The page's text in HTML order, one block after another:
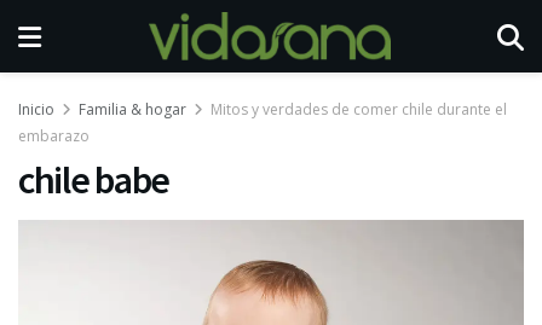
Inicio Familia & hogar
Mitos y verdades de comer chile durante el
embarazo
chile babe